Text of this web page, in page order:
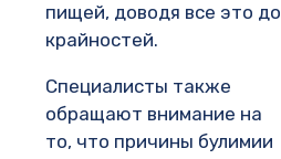
пищей, доводя все это до
крайностей.
Специалисты также
обращают внимание на
то, что причины булимии